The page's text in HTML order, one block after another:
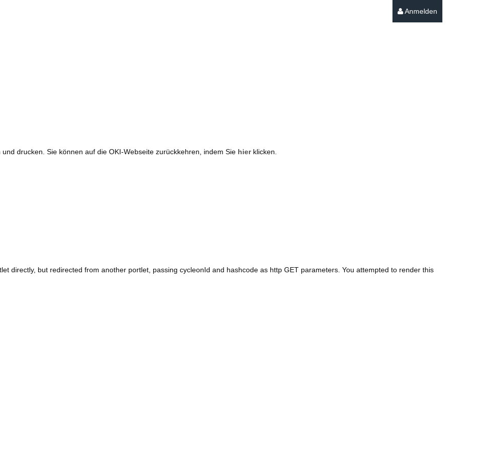
Anmelden
drucken. Sie können auf die OKI-Webseite zurückkehren, indem Sie hier klicken.
directly, but redirected from another portlet, passing cycleonId and hashcode as http GET parameters. You attempted to render this